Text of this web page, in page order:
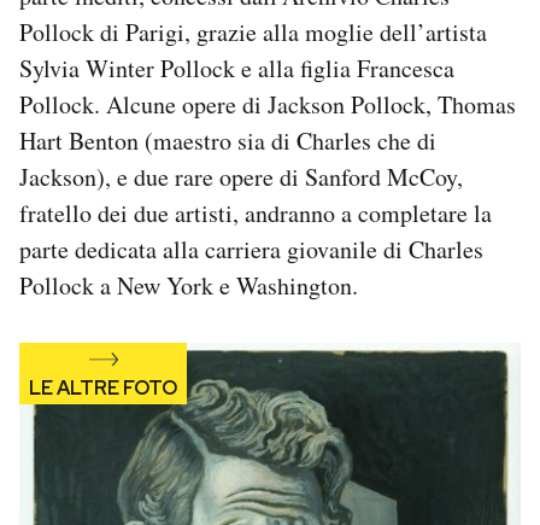
Regala il Post
Hai bisogno di aiuto?
Esci
Pollock di Parigi, grazie alla moglie dell’artista
Sylvia Winter Pollock e alla figlia Francesca
Pollock. Alcune opere di Jackson Pollock, Thomas
Hart Benton (maestro sia di Charles che di
Jackson), e due rare opere di Sanford McCoy,
fratello dei due artisti, andranno a completare la
parte dedicata alla carriera giovanile di Charles
Pollock a New York e Washington.